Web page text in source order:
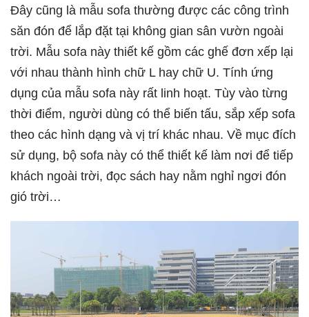
Đây cũng là mẫu sofa thường được các công trình
săn đón để lắp đặt tại không gian sân vườn ngoài
trời. Mẫu sofa này thiết kế gồm các ghế đơn xếp lại
với nhau thành hình chữ L hay chữ U. Tính ứng
dụng của mẫu sofa này rất linh hoạt. Tùy vào từng
thời điểm, người dùng có thể biến tấu, sắp xếp sofa
theo các hình dạng và vị trí khác nhau. Về mục đích
sử dụng, bộ sofa này có thể thiết kế làm nơi để tiếp
khách ngoài trời, đọc sách hay nằm nghỉ ngơi đón
gió trời…